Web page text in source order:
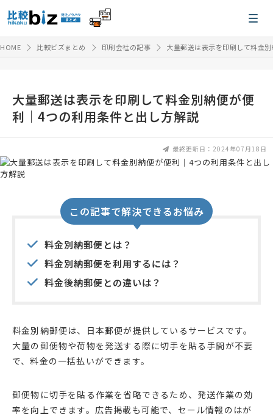
HOME 比較ビズまとめ 印刷会社の記事 大量郵送は表示を印刷して料金
大量郵送は表示を印刷して料金別納便が便
利｜4つの利用条件と出し方解説
最終更新日：2024年07月18日
この記事で解決できるお悩み
料金別納郵便とは？
料金別納郵便を利用するには？
料金後納郵便との違いは？
料金別納郵便は、日本郵便が提供しているサービスです。
大量の郵便物や荷物を発送する際に切手を貼る手間が不要
で、料金の一括払いができます。
郵便物に切手を貼る作業を省略できるため、発送作業の効
率を向上できます。広告掲載も可能で、セール情報のはが